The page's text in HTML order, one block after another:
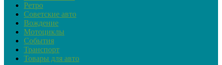
Ретро
Советские авто
Вождение
Мотоциклы
События
Транспорт
Товары для авто